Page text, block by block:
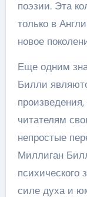
поэзии. Эта
только в
новое
Еще одним
Билли
читателям
непростые
Миллиган
психического
силе духа и